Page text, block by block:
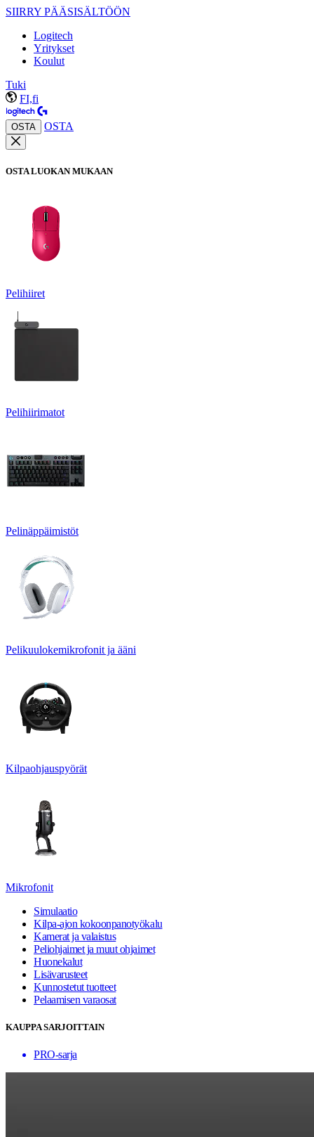
SIIRRY PÄÄSISÄLTÖÖN
Logitech
Yritykset
Koulut
Tuki
FI,fi
OSTA OSTA
OSTA LUOKAN MUKAAN
Pelihiiret
Pelihiirimatot
Pelinäppäimistöt
Pelikuulokemikrofonit ja ääni
Kilpaohjauspyörät
Mikrofonit
Simulaatio
Kilpa-ajon kokoonpanotyökalu
Kamerat ja valaistus
Peliohjaimet ja muut ohjaimet
Huonekalut
Lisävarusteet
Kunnostetut tuotteet
Pelaamisen varaosat
KAUPPA SARJOITTAIN
PRO-sarja